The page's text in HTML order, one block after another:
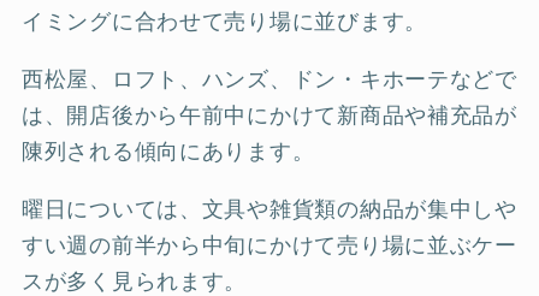
イミングに合わせて売り場に並びます。
西松屋、ロフト、ハンズ、ドン・キホーテなどで
は、開店後から午前中にかけて新商品や補充品が
陳列される傾向にあります。
曜日については、文具や雑貨類の納品が集中しや
すい週の前半から中旬にかけて売り場に並ぶケー
スが多く見られます。